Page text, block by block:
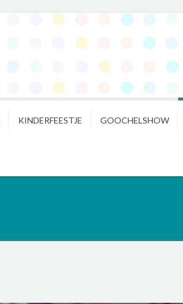
KINDERFEESTJE GOOCHELSHOW